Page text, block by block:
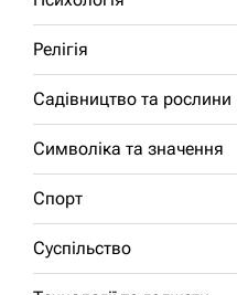
Релігія
Садівництво та рослини
Символіка та значення
Спорт
Суспільство